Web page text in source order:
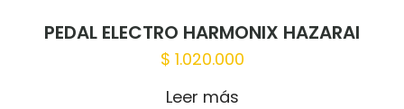
PEDAL ELECTRO HARMONIX HAZARAI
$ 1.020.000
Leer más